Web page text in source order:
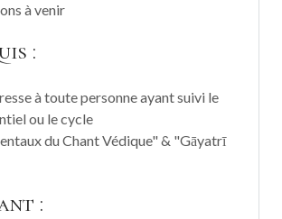
à venir
:
à toute personne ayant suivi le
ou le cycle
du Chant Védique" & "Gāyatrī
: